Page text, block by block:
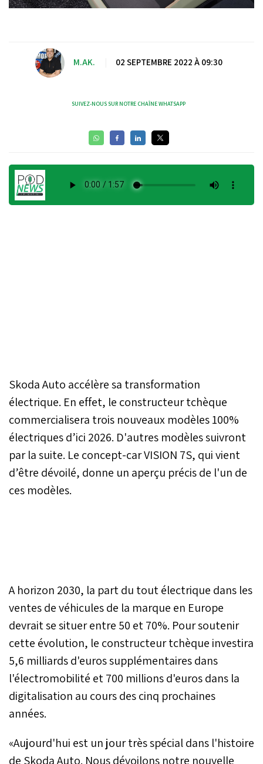
M.AK. 02 SEPTEMBRE 2022 À 09:30
SUIVEZ-NOUS SUR NOTRE CHAÎNE WHATSAPP
Skoda Auto accélère sa transformation
électrique. En effet, le constructeur tchèque
commercialisera trois nouveaux modèles 100%
électriques d’ici 2026. D'autres modèles suivront
par la suite. Le concept-car VISION 7S, qui vient
d’être dévoilé, donne un aperçu précis de l'un de
ces modèles.
A horizon 2030, la part du tout électrique dans les
ventes de véhicules de la marque en Europe
devrait se situer entre 50 et 70%. Pour soutenir
cette évolution, le constructeur tchèque investira
5,6 milliards d'euros supplémentaires dans
l'électromobilité et 700 millions d'euros dans la
digitalisation au cours des cinq prochaines
années.
«Aujourd'hui est un jour très spécial dans l'histoire
de Skoda Auto. Nous dévoilons notre nouvelle